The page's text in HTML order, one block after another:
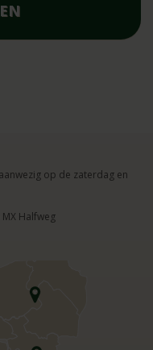
op de zaterdag en
Halfweg